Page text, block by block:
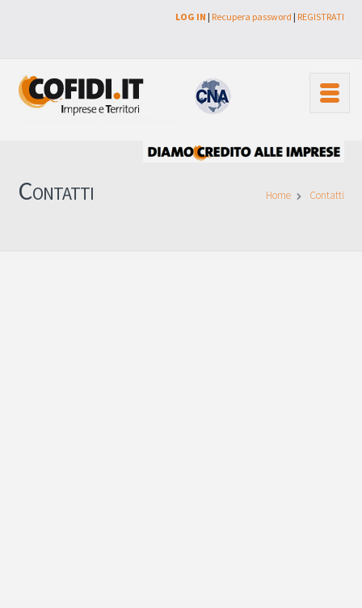
LOG IN | Recupera password | REGISTRATI
Contatti Home Contatti